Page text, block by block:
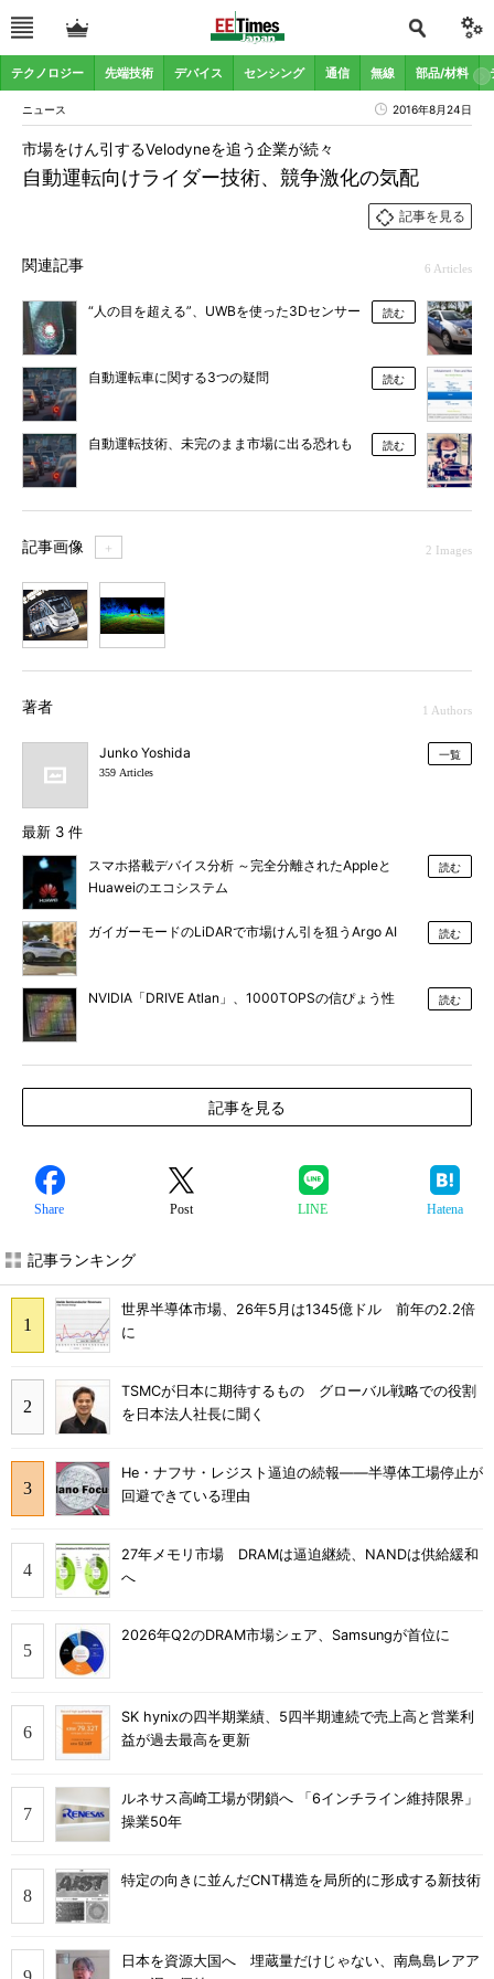
テクノロジー 先端技術 デバイス センシング 通信 無線 部品/材料
ニュース 2016年8月24日
自動運転向けライダー技術、競争激化の気配
市場をけん引するVelodyneを追う企業が続々
記事を見る
関連記事 6 Articles
“人の目を超える”、UWBを使った3Dセンサー 読む
自動運転車に関する3つの疑問 読む
自動運転技術、未完のまま市場に出る恐れも 読む
記事画像 ＋ 2 Images
著者 1 Authors
Junko Yoshida
359 Articles
一覧
最新 3 件
スマホ搭載デバイス分析 ～完全分離されたAppleと
Huaweiのエコシステム
読む
ガイガーモードのLiDARで市場けん引を狙うArgo AI 読む
NVIDIA「DRIVE Atlan」、1000TOPSの信ぴょう性 読む
記事を見る
Share Post LINE Hatena
記事ランキング
世界半導体市場、26年5月は1345億ドル 前年の2.2倍
に
TSMCが日本に期待するもの グローバル戦略での役割
を日本法人社長に聞く
He・ナフサ・レジスト逼迫の続報――半導体工場停止が
回避できている理由
27年メモリ市場 DRAMは逼迫継続、NANDは供給緩和
へ
2026年Q2のDRAM市場シェア、Samsungが首位に
SK hynixの四半期業績、5四半期連続で売上高と営業利
益が過去最高を更新
ルネサス高崎工場が閉鎖へ 「6インチライン維持限界」
操業50年
特定の向きに並んだCNT構造を局所的に形成する新技術
日本を資源大国へ 埋蔵量だけじゃない、南鳥島レアア